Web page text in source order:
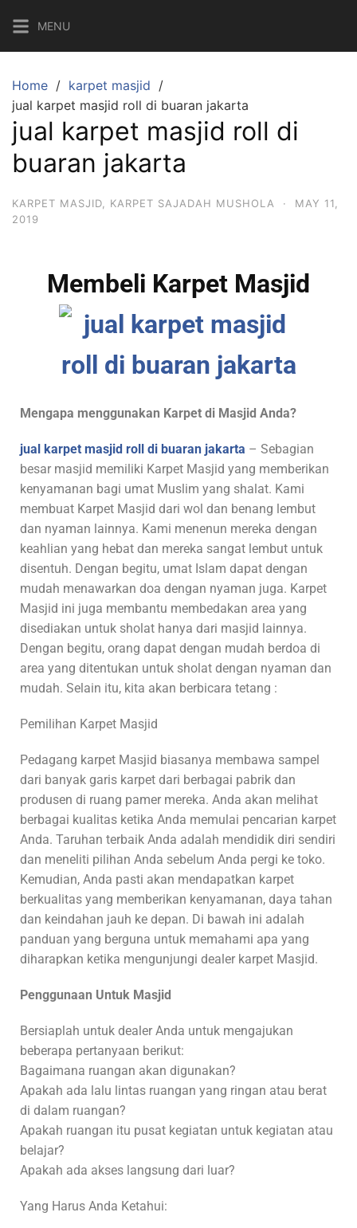
MENU
Home
karpet masjid
jual karpet masjid roll di buaran jakarta
jual karpet masjid roll di
buaran jakarta
KARPET MASJID KARPET SAJADAH MUSHOLA ·
MAY 11,
2019
Membeli Karpet Masjid
Mengapa menggunakan Karpet di Masjid Anda?
jual karpet masjid roll di buaran jakarta – Sebagian
besar masjid memiliki Karpet Masjid yang memberikan
kenyamanan bagi umat Muslim yang shalat. Kami
membuat Karpet Masjid dari wol dan benang lembut
dan nyaman lainnya. Kami menenun mereka dengan
keahlian yang hebat dan mereka sangat lembut untuk
disentuh. Dengan begitu, umat Islam dapat dengan
mudah menawarkan doa dengan nyaman juga. Karpet
Masjid ini juga membantu membedakan area yang
disediakan untuk sholat hanya dari masjid lainnya.
Dengan begitu, orang dapat dengan mudah berdoa di
area yang ditentukan untuk sholat dengan nyaman dan
mudah. Selain itu, kita akan berbicara tetang :
Pemilihan Karpet Masjid
Pedagang karpet Masjid biasanya membawa sampel
dari banyak garis karpet dari berbagai pabrik dan
produsen di ruang pamer mereka. Anda akan melihat
berbagai kualitas ketika Anda memulai pencarian karpet
Anda. Taruhan terbaik Anda adalah mendidik diri sendiri
dan meneliti pilihan Anda sebelum Anda pergi ke toko.
Kemudian, Anda pasti akan mendapatkan karpet
berkualitas yang memberikan kenyamanan, daya tahan
dan keindahan jauh ke depan. Di bawah ini adalah
panduan yang berguna untuk memahami apa yang
diharapkan ketika mengunjungi dealer karpet Masjid.
Penggunaan Untuk Masjid
Bersiaplah untuk dealer Anda untuk mengajukan
beberapa pertanyaan berikut:
Bagaimana ruangan akan digunakan?
Apakah ada lalu lintas ruangan yang ringan atau berat
di dalam ruangan?
Apakah ruangan itu pusat kegiatan untuk kegiatan atau
belajar?
Apakah ada akses langsung dari luar?
Yang Harus Anda Ketahui: